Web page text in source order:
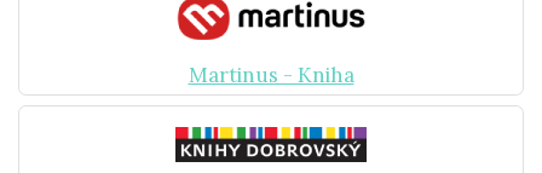
Martinus - Kniha